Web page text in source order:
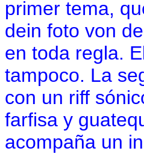
primer tema,
dein foto von
en toda regla.
tampoco. La
con un riff
farfisa y
acompaña un